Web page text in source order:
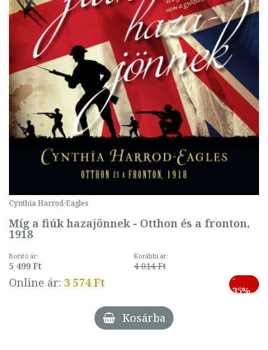
Cynthia Harrod-Eagles
Míg a fiúk hazajönnek - Otthon és a fronton,
1918
Borító ár:
5 499 Ft
Korábbi ár:
4 014 Ft
Online ár: 3 574 Ft
-
35%
Kosárba